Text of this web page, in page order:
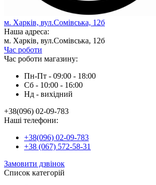
м. Харків, вул.Сомівська, 12б
Наша адреса:
м. Харків, вул.Сомівська, 12б
Час роботи
Час роботи магазину:
Пн-Пт - 09:00 - 18:00
Сб - 10:00 - 16:00
Нд - вихiдний
+38(096) 02-09-783
Наші телефони:
+38(096) 02-09-783
+38 (067) 572-58-31
Замовити дзвінок
Список категорій